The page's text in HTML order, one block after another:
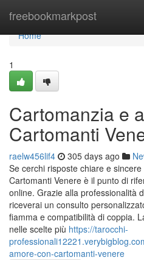
freebookmarkpost
Home
Home
1
Cartomanzia e
Cartomanti
raelw456lif4 305 days ago
Se cerchi risposte chiare e
Cartomanti Venere è il punto di
online. Grazie alla professionalità
riceverai un consulto
fiamma e compatibilità di coppia.
nelle scelte più https://tarocchi-
amore-con-cartomanti-venere